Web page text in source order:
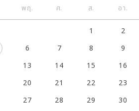
พฤ. ศ. ส. อา.
1
2
6 7 8
9
13 14 15
16
20 21 22
23
27 28 29 30